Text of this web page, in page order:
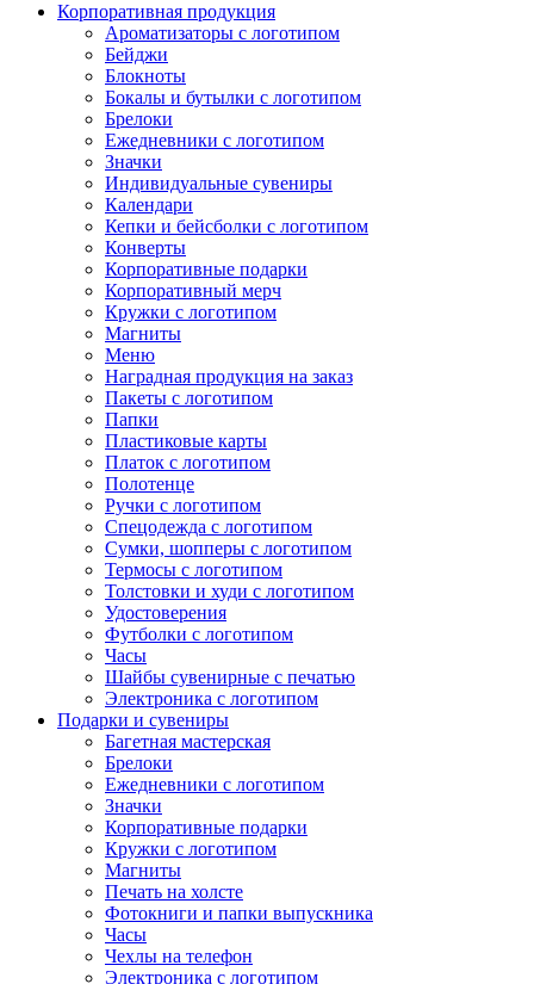
Корпоративная продукция
Ароматизаторы с логотипом
Бейджи
Блокноты
Бокалы и бутылки с логотипом
Брелоки
Ежедневники с логотипом
Значки
Индивидуальные сувениры
Календари
Кепки и бейсболки с логотипом
Конверты
Корпоративные подарки
Корпоративный мерч
Кружки с логотипом
Магниты
Меню
Наградная продукция на заказ
Пакеты с логотипом
Папки
Пластиковые карты
Платок с логотипом
Полотенце
Ручки с логотипом
Спецодежда с логотипом
Сумки, шопперы с логотипом
Термосы с логотипом
Толстовки и худи с логотипом
Удостоверения
Футболки с логотипом
Часы
Шайбы сувенирные с печатью
Электроника с логотипом
Подарки и сувениры
Багетная мастерская
Брелоки
Ежедневники с логотипом
Значки
Корпоративные подарки
Кружки с логотипом
Магниты
Печать на холсте
Фотокниги и папки выпускника
Часы
Чехлы на телефон
Электроника с логотипом